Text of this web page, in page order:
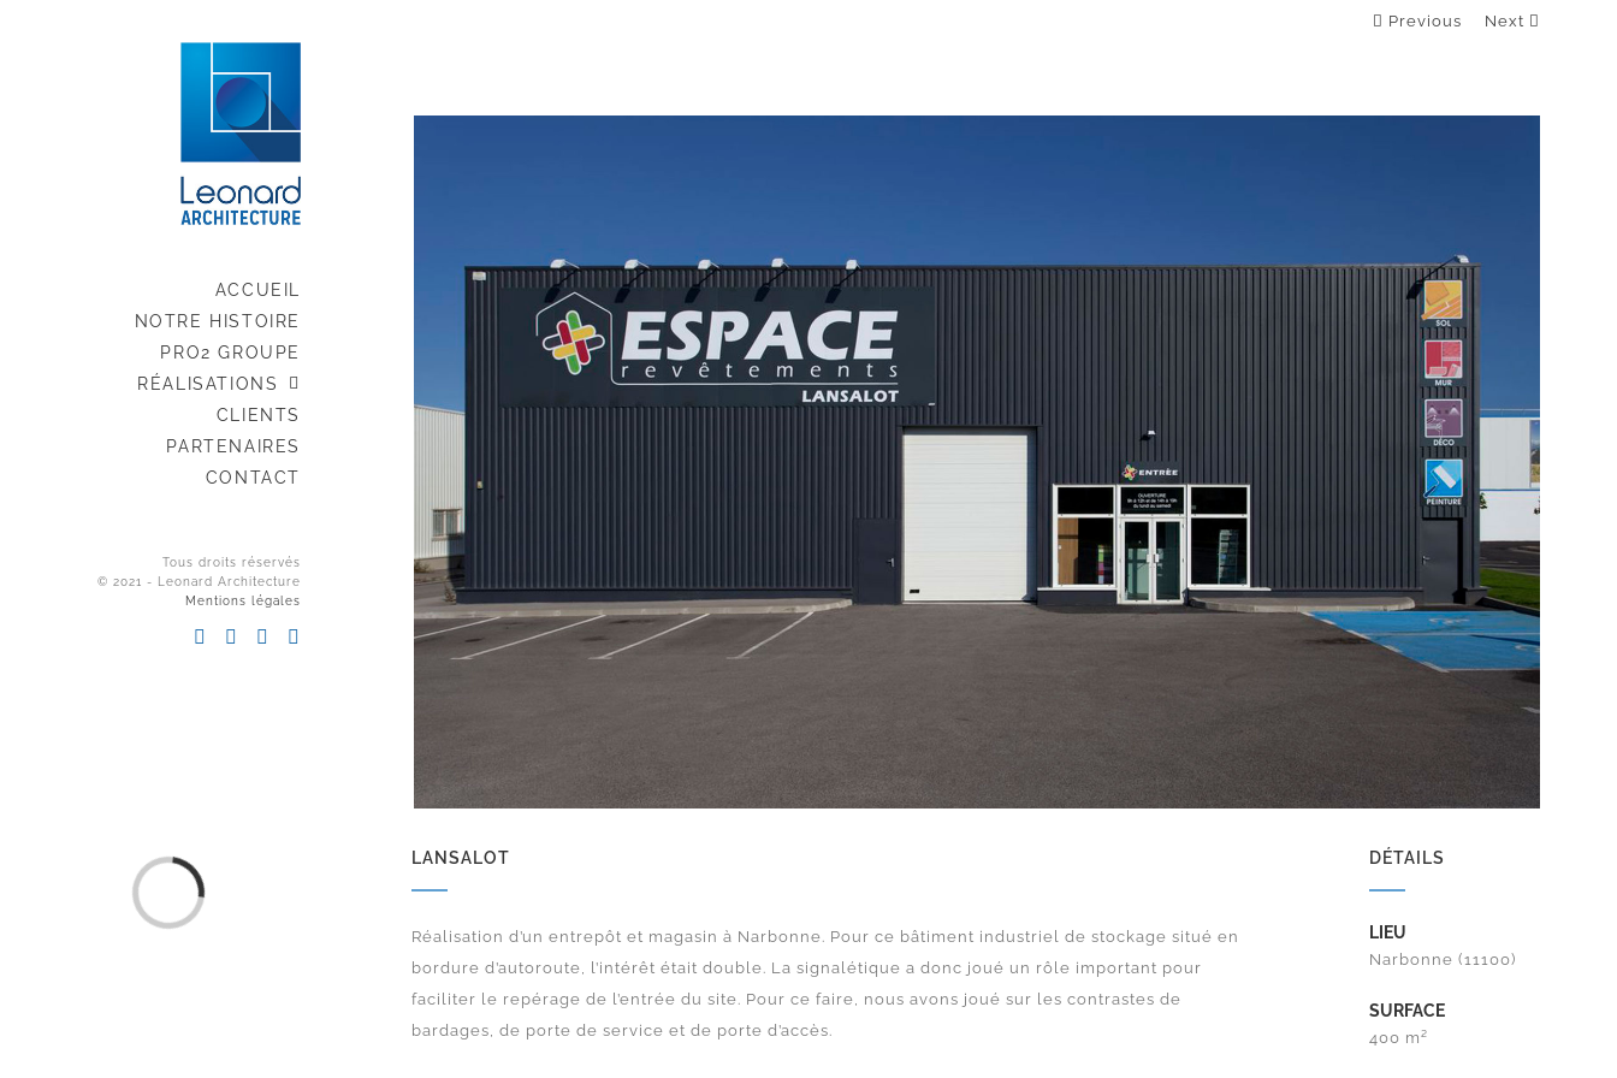
ACCUEIL
NOTRE HISTOIRE
PRO2 GROUPE
RÉALISATIONS
CLIENTS
PARTENAIRES
CONTACT
Tous droits réservés
© 2021 - Leonard Architecture
Mentions légales
Loading...
Previous Next
LANSALOT
Réalisation d’un entrepôt et magasin à Narbonne. Pour ce bâtiment industriel de stockage situé en
bordure d’autoroute, l’intérêt était double. La signalétique a donc joué un rôle important pour
faciliter le repérage de l’entrée du site. Pour ce faire, nous avons joué sur les contrastes de
bardages, de porte de service et de porte d’accès.
DÉTAILS
LIEU
Narbonne (11100)
SURFACE
400 m²